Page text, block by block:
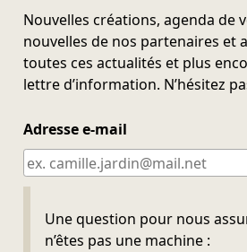
Nouvelles créations, agenda de
nouvelles de nos partenaires et
toutes ces actualités et plus
lettre d’information. N’hésitez
Adresse e-mail
Une question pour nous
n’êtes pas une machine :
Ne pas remplir